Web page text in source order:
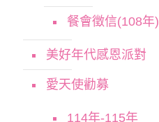
餐會徵信(108年)
美好年代感恩派對
愛天使勸募
114年-115年